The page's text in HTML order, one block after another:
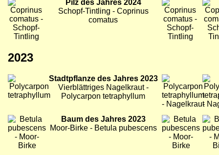
Bild
Pilz des Jahres 2024
Schopf-Tintling - Coprinus
comatus
Bild Bild
2023
Bild
Stadtpflanze des Jahres 2023
Vierblättriges Nagelkraut -
Polycarpon tetraphyllum
Bild Bild
Bild
Baum des Jahres 2023
Moor-Birke - Betula pubescens
Bild Bild